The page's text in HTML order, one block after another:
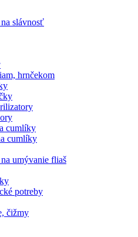
slávnosť
hrnčekom
cumlíky
cumlíky
umývanie fliaš
potreby
čižmy